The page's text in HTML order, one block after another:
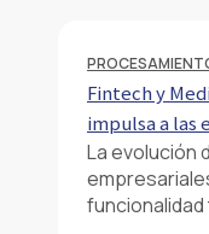
Fintech y
impulsa a las
La evolución